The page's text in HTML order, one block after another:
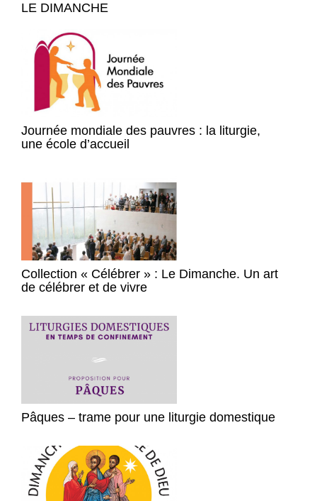
LE DIMANCHE
Journée mondiale des pauvres : la liturgie,
une école d’accueil
Collection « Célébrer » : Le Dimanche. Un art
de célébrer et de vivre
Pâques – trame pour une liturgie domestique